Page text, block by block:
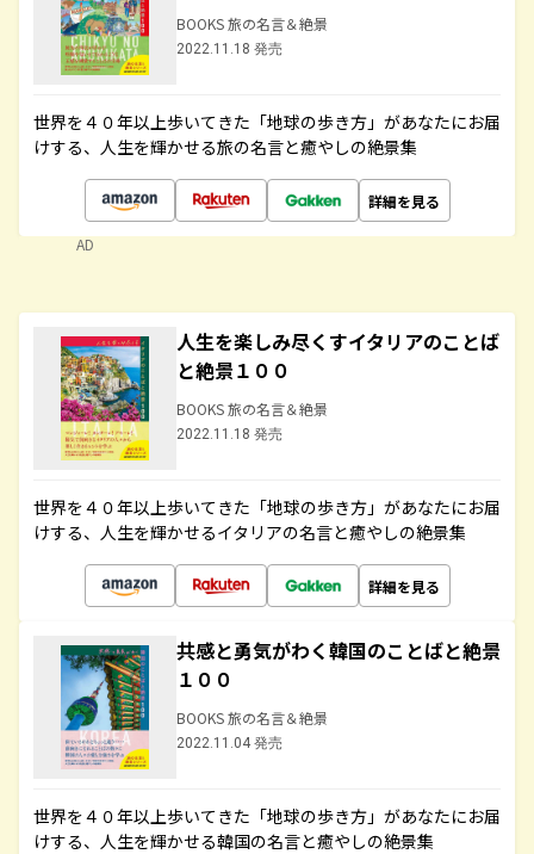
BOOKS 旅の名言＆絶景
2022.11.18 発売
世界を４０年以上歩いてきた「地球の歩き方」があなたにお届
けする、人生を輝かせる旅の名言と癒やしの絶景集
詳細を見る
AD
人生を楽しみ尽くすイタリアのことば
と絶景１００
BOOKS 旅の名言＆絶景
2022.11.18 発売
世界を４０年以上歩いてきた「地球の歩き方」があなたにお届
けする、人生を輝かせるイタリアの名言と癒やしの絶景集
詳細を見る
共感と勇気がわく韓国のことばと絶景
１００
BOOKS 旅の名言＆絶景
2022.11.04 発売
世界を４０年以上歩いてきた「地球の歩き方」があなたにお届
けする、人生を輝かせる韓国の名言と癒やしの絶景集